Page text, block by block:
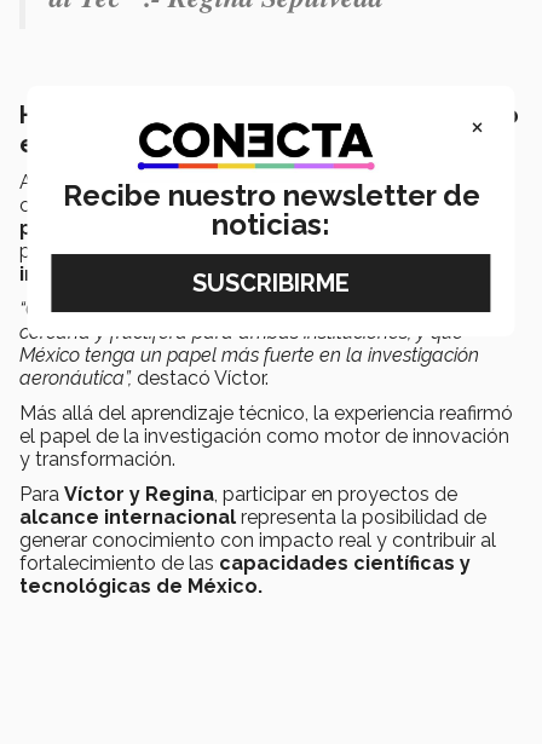
Hacia el futuro: investigación con impacto
en México
Actualmente, ambos estudiantes trabajan en el diseño
conceptual de un túnel de viento tipoblowdownpara
pruebas transónicas y supersónicas
podría convertirse en una referencia para la
investigación aeronáutica en Latinoamérica.
“Queremos que esta colaboración sea cada vez más
cercana y fructífera para ambas instituciones, y que
México tenga un papel más fuerte en la investigación
aeronáutica”, destacó Víctor.
Más allá del aprendizaje técnico, la experiencia reafirmó
el papel de la investigación como motor de innovación
y transformación.
Para Víctor y Regina, participar en proyectos de
alcance internacional representa la posibilidad de
generar conocimiento con impacto real y contribuir al
fortalecimiento de las capacidades científicas y
tecnológicas de México.
×
Recibe nuestro newsletter de
noticias: